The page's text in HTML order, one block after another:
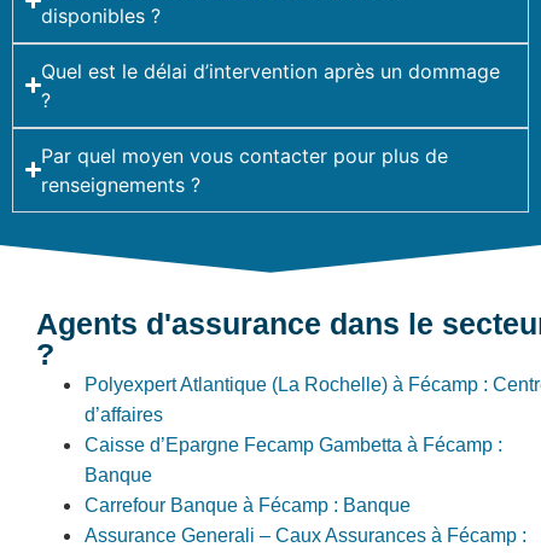
disponibles ?
Quel est le délai d’intervention après un dommage
?
Par quel moyen vous contacter pour plus de
renseignements ?
Agents d'assurance dans le
?
Polyexpert Atlantique (La Rochelle) à Fécamp :
d’affaires
Caisse d’Epargne Fecamp Gambetta à Fécamp :
Banque
Carrefour Banque à Fécamp : Banque
Assurance Generali – Caux Assurances à Fécamp :